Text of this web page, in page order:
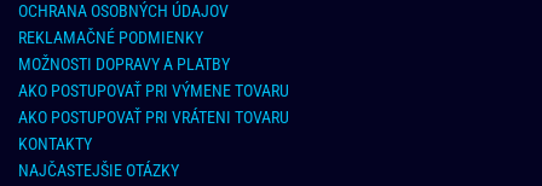
OCHRANA OSOBNÝCH ÚDAJOV
REKLAMAČNÉ PODMIENKY
MOŽNOSTI DOPRAVY A PLATBY
AKO POSTUPOVAŤ PRI VÝMENE TOVARU
AKO POSTUPOVAŤ PRI VRÁTENI TOVARU
KONTAKTY
NAJČASTEJŠIE OTÁZKY